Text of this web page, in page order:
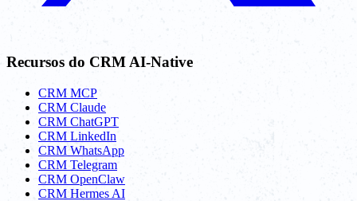
Recursos do CRM AI-Native
CRM MCP
CRM Claude
CRM ChatGPT
CRM LinkedIn
CRM WhatsApp
CRM Telegram
CRM OpenClaw
CRM Hermes AI